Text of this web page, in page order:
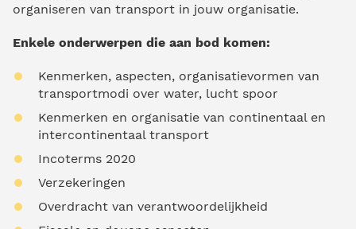
organiseren van transport in jouw organisatie.
Enkele onderwerpen die aan bod komen:
Kenmerken, aspecten, organisatievormen van
transportmodi over water, lucht spoor
Kenmerken en organisatie van continentaal en
intercontinentaal transport
Incoterms 2020
Verzekeringen
Overdracht van verantwoordelijkheid